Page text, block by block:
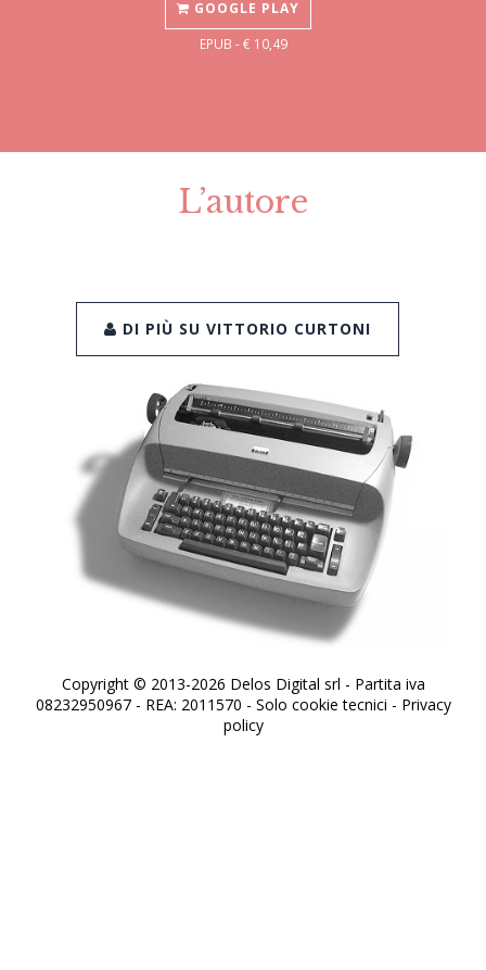
GOOGLE PLAY
EPUB - € 10,49
L’autore
DI PIÙ SU VITTORIO CURTONI
Copyright © 2013-2026 Delos Digital srl - Partita iva
08232950967 - REA: 2011570 - Solo cookie tecnici - Privacy
policy